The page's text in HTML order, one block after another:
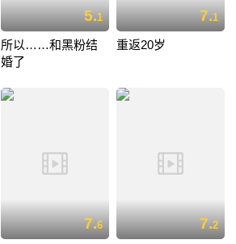
5.1
所以……和黑粉结
婚了
7.1
重返20岁
7.6 7.2